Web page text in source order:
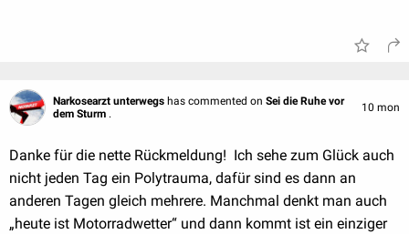
Narkosearzt unterwegs has commented on Sei die Ruhe vor
dem Sturm . 10 mon
Danke für die nette Rückmeldung! Ich sehe zum Glück auch
nicht jeden Tag ein Polytrauma, dafür sind es dann an
anderen Tagen gleich mehrere. Manchmal denkt man auch
„heute ist Motorradwetter“ und dann kommt ist ein einziger